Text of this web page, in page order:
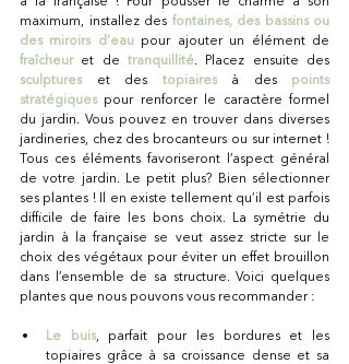
maximum, installez des fontaines, des bassins ou
des miroirs d'eau
fraîcheur et de tranquillité
sculptures et des topiaires à des points
stratégiques pour renforcer le caractère formel
du jardin. Vous pouvez en trouver dans diverses
jardineries, chez des brocanteurs ou sur internet !
Tous ces éléments favoriseront l’aspect général
de votre jardin. Le petit plus? Bien sélectionner
ses plantes ! Il en existe tellement qu’il est parfois
difficile de faire les bons choix. La symétrie du
jardin à la française se veut assez stricte sur le
choix des végétaux pour éviter un effet brouillon
dans l’ensemble de sa structure. Voici quelques
plantes que nous pouvons vous recommander :
Le buis, parfait pour les bordures et les
topiaires grâce à sa croissance dense et sa